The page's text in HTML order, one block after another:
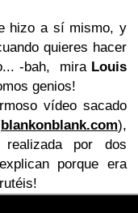
hizo a sí mismo, y
quieres hacer
-bah, mira Louis
genios!
vídeo sacado
blankonblank.com),
realizada por dos
porque era